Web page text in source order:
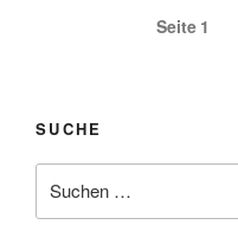
Seitennummerierung
Seite 1
SUCHE
nach: